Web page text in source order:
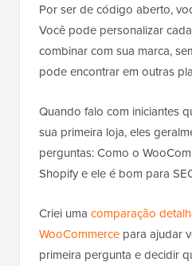
Por ser de código aberto,
Você pode personalizar
combinar com sua marca,
pode encontrar em outras
Quando falo com iniciantes
sua primeira loja, eles
perguntas: Como o
Shopify e ele é bom para
Criei uma comparação
WooCommerce para ajudar
primeira pergunta e decidir